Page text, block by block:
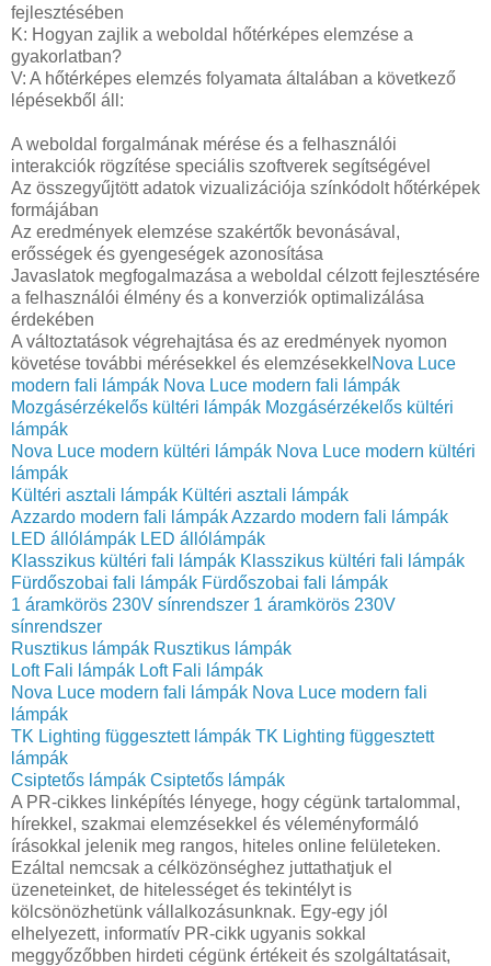
fejlesztésében
K: Hogyan zajlik a weboldal hőtérképes elemzése a
gyakorlatban?
V: A hőtérképes elemzés folyamata általában a következő
lépésekből áll:
A weboldal forgalmának mérése és a felhasználói
interakciók rögzítése speciális szoftverek segítségével
Az összegyűjtött adatok vizualizációja színkódolt hőtérképek
formájában
Az eredmények elemzése szakértők bevonásával,
erősségek és gyengeségek azonosítása
Javaslatok megfogalmazása a weboldal célzott fejlesztésére
a felhasználói élmény és a konverziók optimalizálása
érdekében
A változtatások végrehajtása és az eredmények nyomon
követése további mérésekkel és elemzésekkel Nova Luce
modern fali lámpák Nova Luce modern fali lámpák
Mozgásérzékelős kültéri lámpák Mozgásérzékelős kültéri
lámpák
Nova Luce modern kültéri lámpák Nova Luce modern kültéri
lámpák
Kültéri asztali lámpák Kültéri asztali lámpák
Azzardo modern fali lámpákAzzardo modern fali lámpák
LED állólámpák LED állólámpák
Klasszikus kültéri fali lámpák Klasszikus kültéri fali lámpák
Fürdőszobai fali lámpák Fürdőszobai fali lámpák
1 áramkörös 230V sínrendszer 1 áramkörös 230V
sínrendszer
Rusztikus lámpák Rusztikus lámpák
Loft Fali lámpák Loft Fali lámpák
Nova Luce modern fali lámpák Nova Luce modern fali
lámpák
TK Lighting függesztett lámpák TK Lighting függesztett
lámpák
Csiptetős lámpák Csiptetős lámpák
A PR-cikkes linképítés lényege, hogy cégünk tartalommal,
hírekkel, szakmai elemzésekkel és véleményformáló
írásokkal jelenik meg rangos, hiteles online felületeken.
Ezáltal nemcsak a célközönséghez juttathatjuk el
üzeneteinket, de hitelességet és tekintélyt is
kölcsönözhetünk vállalkozásunknak. Egy-egy jól
elhelyezett, informatív PR-cikk ugyanis sokkal
meggyőzőbben hirdeti cégünk értékeit és szolgáltatásait,